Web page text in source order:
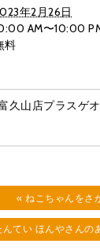
年2月26日
AM〜10:00
料
久山店プラスゲオ
« ねこちゃんをさ
んてい ほんやさんの